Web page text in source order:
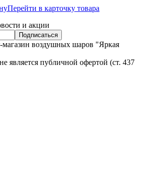
Перейти в карточку товара
и акции
воздушных шаров "Яркая
является публичной офертой (ст. 437